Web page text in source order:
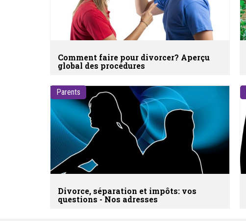
Comment faire pour divorcer? Aperçu
global des procédures
Parents
Divorce, séparation et impôts: vos
questions - Nos adresses